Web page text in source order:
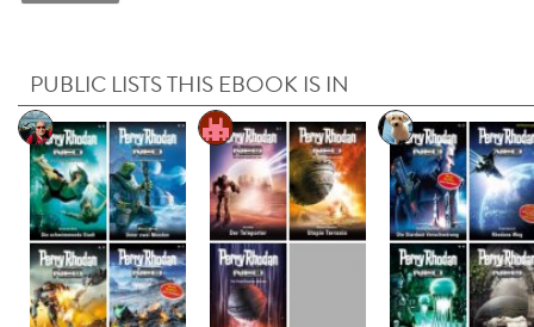
PUBLIC LISTS THIS EBOOK IS IN